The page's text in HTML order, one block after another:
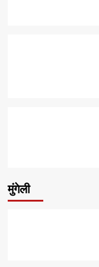
मुंगेली